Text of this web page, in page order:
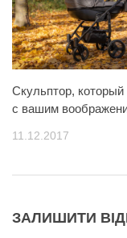
Скульптор, который
с вашим
11.12.2017
ЗАЛИШИТИ